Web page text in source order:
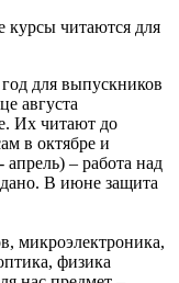
курсы читаются для
для выпускников
августа
Их читают до
в октябре и
апрель) – работа над
В июне защита
микроэлектроника,
физика